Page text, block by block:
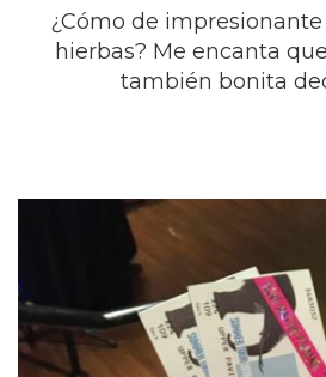
¿Cómo de
hierbas? Me encanta
también bonita